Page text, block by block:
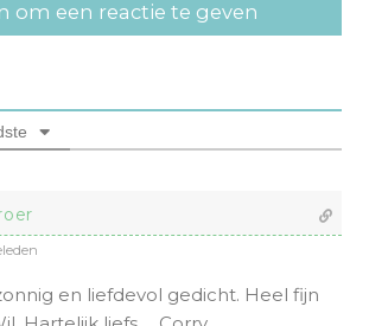
om een reactie te geven
en liefdevol gedicht. Heel fijn